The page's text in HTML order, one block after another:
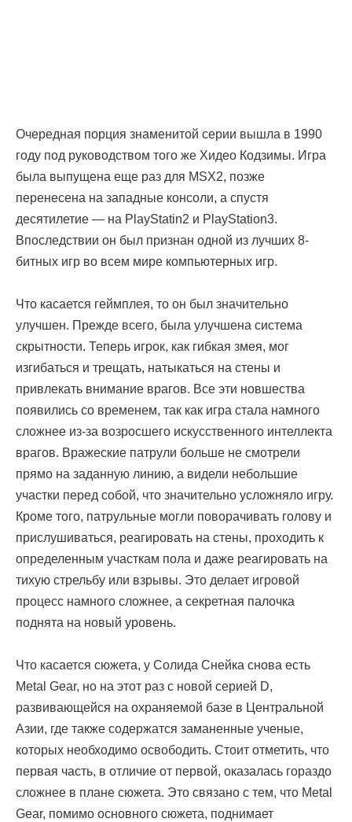
Очередная порция знаменитой серии вышла в 1990
году под руководством того же Хидео Кодзимы. Игра
была выпущена еще раз для MSX2, позже
перенесена на западные консоли, а спустя
десятилетие — на PlayStatin2 и PlayStation3.
Впоследствии он был признан одной из лучших 8-
битных игр во всем мире компьютерных игр.
Что касается геймплея, то он был значительно
улучшен. Прежде всего, была улучшена система
скрытности. Теперь игрок, как гибкая змея, мог
изгибаться и трещать, натыкаться на стены и
привлекать внимание врагов. Все эти новшества
появились со временем, так как игра стала намного
сложнее из-за возросшего искусственного интеллекта
врагов. Вражеские патрули больше не смотрели
прямо на заданную линию, а видели небольшие
участки перед собой, что значительно усложняло игру.
Кроме того, патрульные могли поворачивать голову и
прислушиваться, реагировать на стены, проходить к
определенным участкам пола и даже реагировать на
тихую стрельбу или взрывы. Это делает игровой
процесс намного сложнее, а секретная палочка
поднята на новый уровень.
Что касается сюжета, у Солида Снейка снова есть
Metal Gear, но на этот раз с новой серией D,
развивающейся на охраняемой базе в Центральной
Азии, где также содержатся заманенные ученые,
которых необходимо освободить. Стоит отметить, что
первая часть, в отличие от первой, оказалась гораздо
сложнее в плане сюжета. Это связано с тем, что Metal
Gear, помимо основного сюжета, поднимает